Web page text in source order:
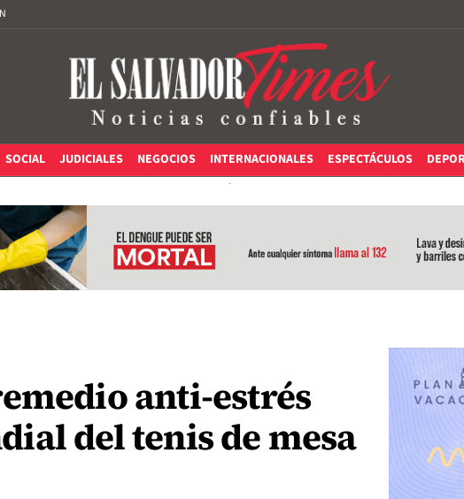
SOCIAL JUDICIALES NEGOCIOS INTERNACIONALES ESPECTÁCULOS
anti-estrés
del tenis de mesa